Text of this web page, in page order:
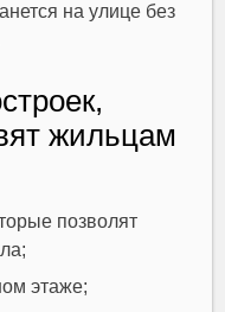
на улице без
жильцам
позволят
этаже;